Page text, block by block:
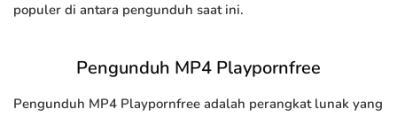
populer di antara pengunduh saat ini.
Pengunduh MP4 Playpornfree
Pengunduh MP4 Playpornfree adalah perangkat lunak yang